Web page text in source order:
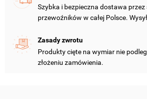
Szybka i bezpieczna dostawa
przewoźników w całej Polsce.
Zasady zwrotu
Produkty cięte na wymiar nie
złożeniu zamówienia.
MOJE LISTY ŻYCZEŃ
UTWÓRZ LISTĘ ŻYCZEŃ
NAZWA LISTY ŻYCZEŃ
ZALOGUJ SIĘ
MUSISZ BYĆ ZALOGOWANY BY ZAPISAĆ
SWOJEJ LIŚCIE ŻYCZEŃ.